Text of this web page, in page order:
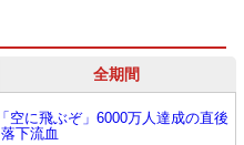
全期間
空に飛ぶぞ」6000万人達成の直後
下流血